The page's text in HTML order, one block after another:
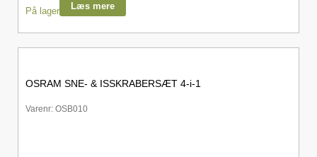
På lager Læs mere
OSRAM SNE- & ISSKRABERSÆT 4-i-1
Varenr: OSB010